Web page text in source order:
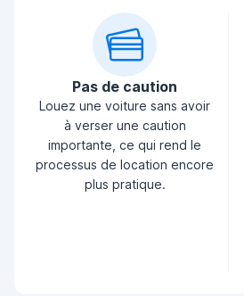
Pas de caution
Louez une voiture sans avoir
à verser une caution
importante, ce qui rend le
processus de location encore
plus pratique.